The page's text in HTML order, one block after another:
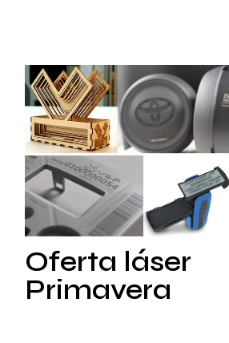
Oferta láser
Primavera